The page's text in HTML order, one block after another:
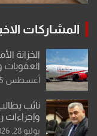
المشاركات
الخزانة
العقوبات
أغسطس 5, 2026
نائب
وإجراءات
العام”.
يوليو 28, 2026